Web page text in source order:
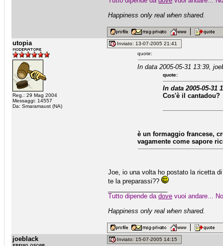
Happiness only real when shared.
utopia
Reg.: 29 Mag 2004
Messaggi: 14557
Da: Smaramaust (NA)
Inviato: 13-07-2005 21:41
quote:
In data 2005-05-31 13:39,
quote:
In data 2005-05-31
Cos'è il cantadou?
è un formaggio francese,
vagamente come sapore
Joe, io una volta ho postato la ricetta
te la preparassi??
Tutto dipende da dove vuoi andare...
Happiness only real when shared.
joeblack
Inviato: 15-07-2005 14:15